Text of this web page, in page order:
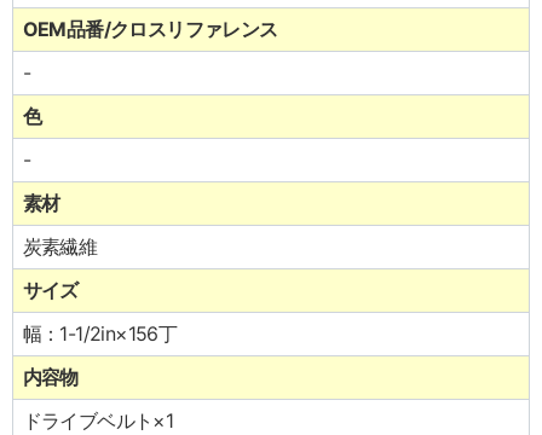
OEM品番/クロスリファレンス
-
色
-
素材
炭素繊維
サイズ
幅：1-1/2in×156丁
内容物
ドライブベルト×1